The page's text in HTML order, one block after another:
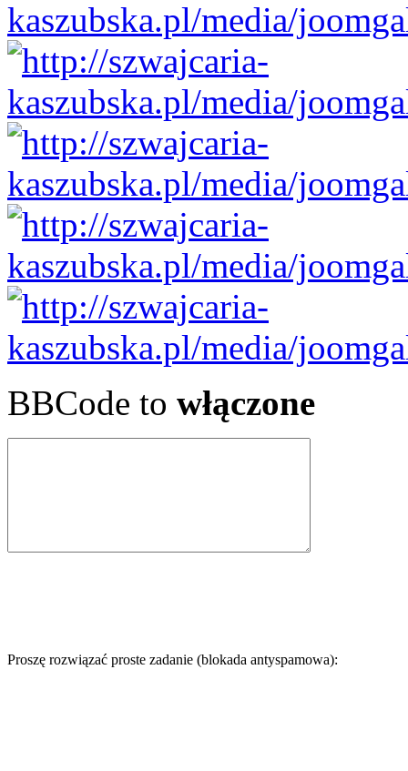
BBCode to włączone
Proszę rozwiązać proste zadanie (blokada antyspamowa):